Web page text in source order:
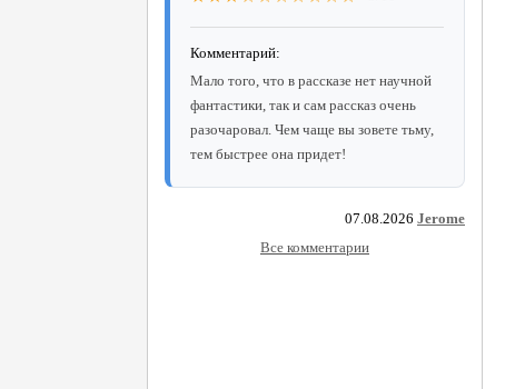
Комментарий:
Мало того, что в рассказе нет научной
фантастики, так и сам рассказ очень
разочаровал. Чем чаще вы зовете тьму,
тем быстрее она придет!
07.08.2026 Jerome
Все комментарии